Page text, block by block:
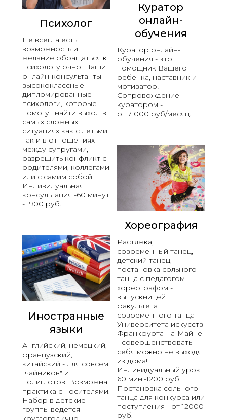
Психолог
Не всегда есть
возможность и
желание обращаться к
психологу очно. Наши
онлайн-консультанты -
высококлассные
дипломированные
психологи, которые
помогут найти выход в
самых сложных
ситуациях как с детьми,
так и в отношениях
между супругами,
разрешить конфликт с
родителями, коллегами
или с самим собой.
Индивидуальная
консультация -60 минут
- 1900 руб.
Иностранные
языки
Английский, немецкий,
французский,
китайский - для совсем
"чайников" и
полиглотов. Возможна
практика с носителями.
Набор в детские
группы ведется
Куратор
онлайн-
обучения
Куратор онлайн-
обучения - это
помощник Вашего
ребенка, наставник и
мотиватор!
Сопровождение
куратором -
от 7 000 руб/месяц.
Хореография
Растяжка,
современный танец,
детский танец,
постановка сольного
танца с педагогом-
хореографом -
выпускницей
факультета
современного танца
Университета искусств
Франкфурта-на-Майне
- совершенствовать
себя можно не выходя
из дома!
Индивидуальный урок
60 мин.-1200 руб.
Постановка сольного
танца для конкурса или
поступления - от 12000
руб.